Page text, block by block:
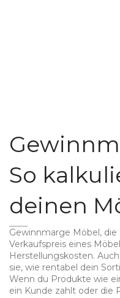
So
deinen
Gewinnmarge Möbel, die
Verkaufspreis eines
Herstellungskosten.
sie, wie rentabel dein
Wenn du Produkte wie
ein Kunde zahlt oder die